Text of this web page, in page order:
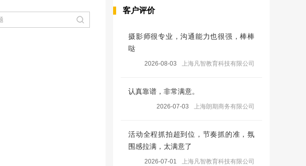
客户评价
摄影师很专业，沟通能力也很强，棒棒
哒
2026-08-03 上海凡智教育科技有限公司
认真靠谱，非常满意。
2026-07-03 上海朗期商务有限公司
活动全程抓拍超到位，节奏抓的准，氛
围感拉满，太满意了
2026-07-01 上海凡智教育科技有限公司